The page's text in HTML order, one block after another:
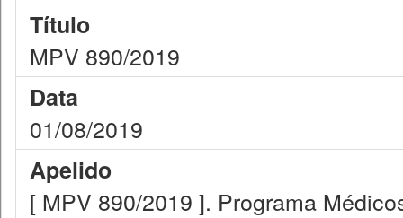
Título
MPV 890/2019
Data
01/08/2019
Apelido
[ MPV 890/2019 ]. Programa